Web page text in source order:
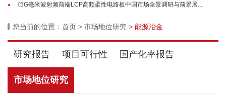
《5G毫米波射频前端LCP高频柔性电路板中国市场全景调研与前景展...
您当前的位置： 首页 > 市场地位研究 > 能源冶金
研究报告 项目可行性 国产化率报告
市场地位研究